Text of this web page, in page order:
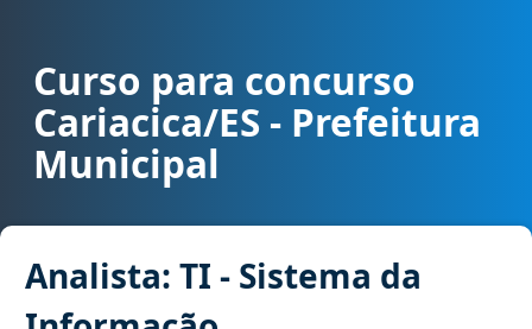
Curso para concurso Cariacica/ES - Prefeitura Municipal cargo
Curso para concurso
Cariacica/ES - Prefeitura
Municipal
Analista: TI - Sistema da